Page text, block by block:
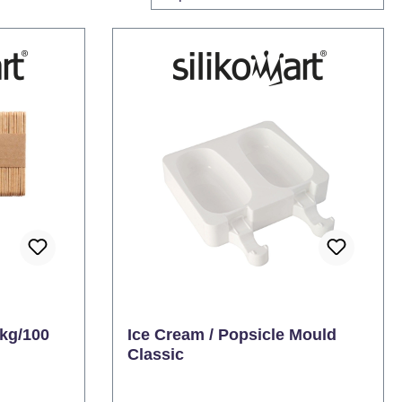
100
Ice Cream / Popsicle Mould
Classic